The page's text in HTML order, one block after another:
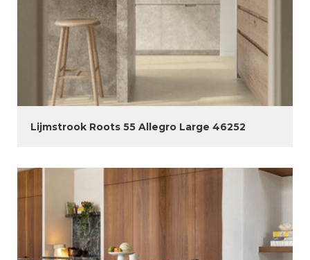
Lijmstrook Roots 55 Allegro Large 46252